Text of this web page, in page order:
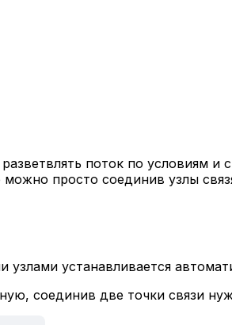
поток по условиям и
просто соединив узлы
устанавливается
соединив две точки связи